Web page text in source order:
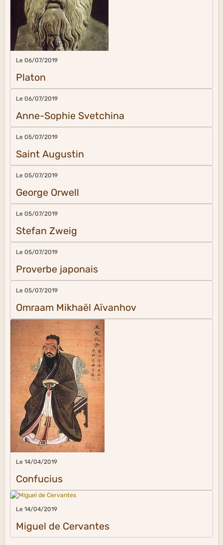
Le 06/07/2019
Platon
Le 06/07/2019
Anne-Sophie Svetchina
Le 05/07/2019
Saint Augustin
Le 05/07/2019
George Orwell
Le 05/07/2019
Stefan Zweig
Le 05/07/2019
Proverbe japonais
Le 05/07/2019
Omraam Mikhaël Aïvanhov
Le 14/04/2019
Confucius
Le 14/04/2019
Miguel de Cervantes